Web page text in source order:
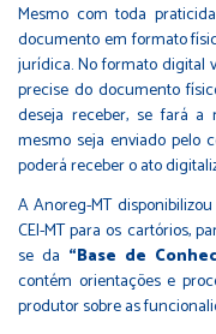
Mesmo com toda
documento em formato
jurídica. No formato digital
precise do documento
deseja receber, se fará
mesmo seja enviado pelo
poderá receber o ato
A Anoreg-MT
CEI-MT para os cartórios,
se da “Base de
contém orientações e
produtor sobre as